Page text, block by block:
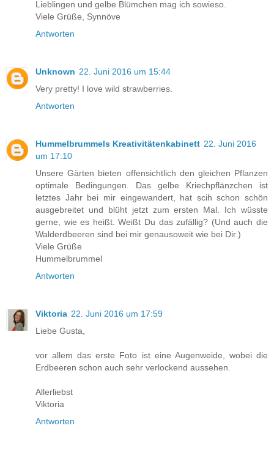
Lieblingen und gelbe Blümchen mag ich sowieso.
Viele Grüße, Synnöve
Antworten
Unknown 22. Juni 2016 um 15:44
Very pretty! I love wild strawberries.
Antworten
Hummelbrummels Kreativitätenkabinett 22. Juni 2016
um 17:10
Unsere Gärten bieten offensichtlich den gleichen Pflanzen
optimale Bedingungen. Das gelbe Kriechpflänzchen ist
letztes Jahr bei mir eingewandert, hat scih schon schön
ausgebreitet und blüht jetzt zum ersten Mal. Ich wüsste
gerne, wie es heißt. Weißt Du das zufällig? (Und auch die
Walderdbeeren sind bei mir genausoweit wie bei Dir.)
Viele Grüße
Hummelbrummel
Antworten
Viktoria 22. Juni 2016 um 17:59
Liebe Gusta,
vor allem das erste Foto ist eine Augenweide, wobei die
Erdbeeren schon auch sehr verlockend aussehen.
Allerliebst
Viktoria
Antworten